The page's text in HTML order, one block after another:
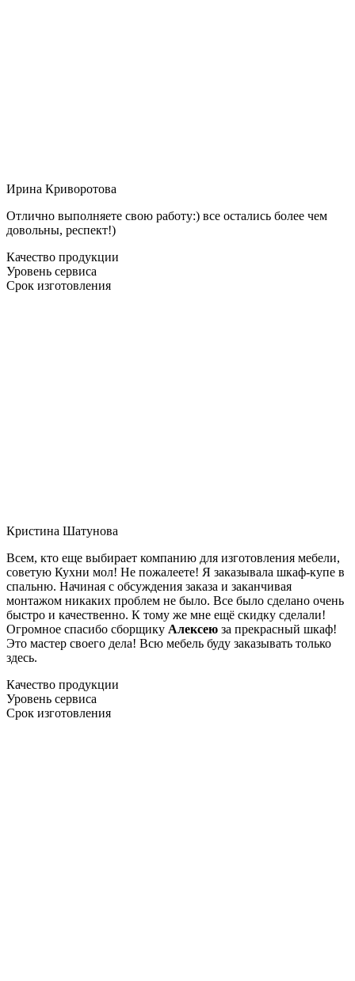
Ирина Криворотова
Отлично выполняете свою работу:) все остались более чем
довольны, респект!)
Качество продукции
Уровень сервиса
Срок изготовления
Кристина Шатунова
Всем, кто еще выбирает компанию для изготовления мебели,
советую Кухни мол! Не пожалеете! Я заказывала шкаф-купе в
спальню. Начиная с обсуждения заказа и заканчивая
монтажом никаких проблем не было. Все было сделано очень
быстро и качественно. К тому же мне ещё скидку сделали!
Огромное спасибо сборщику Алексею за прекрасный шкаф!
Это мастер своего дела! Всю мебель буду заказывать только
здесь.
Качество продукции
Уровень сервиса
Срок изготовления